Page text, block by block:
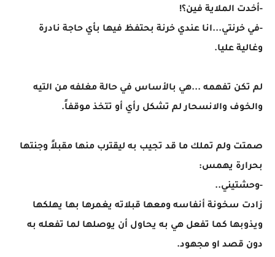
-أخدت الملاية فين؟!
-في خرنتي...انا عندي خرنة بحتفظ فيها بأي حاجة نادرة
وغالية عليا.
لم تكن تفهمه ...هي بالأساس في حالة مغلفه من التيه
والخوف والانسحار لم تشكل رأي أو تتخذ موقفاً.
صمتت ولم تملك ما قد تجيب به ليقترب منها مقبلاً وجنتها
بحرارة يهمس:
-وحشتيني..
زادت سخونة أنفاسه ومعها قبلاته يغمرها بها يهلكها
ويذوبها كما تفعل هي به يحاول أن يوصلها لما تفعله به
دون قصد او مجهود.